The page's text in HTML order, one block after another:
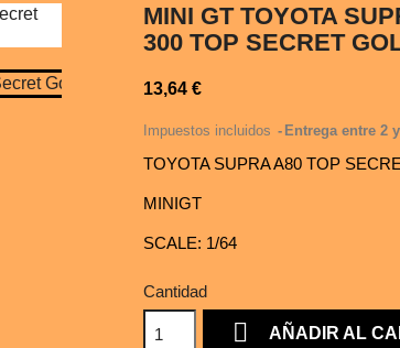
MINI GT TOYOTA
300 TOP SECRET
13,64 €
Impuestos incluidos Entrega entre 2
TOYOTA SUPRA A80 TOP
MINIGT
SCALE: 1/64
Cantidad
 AÑADIR AL